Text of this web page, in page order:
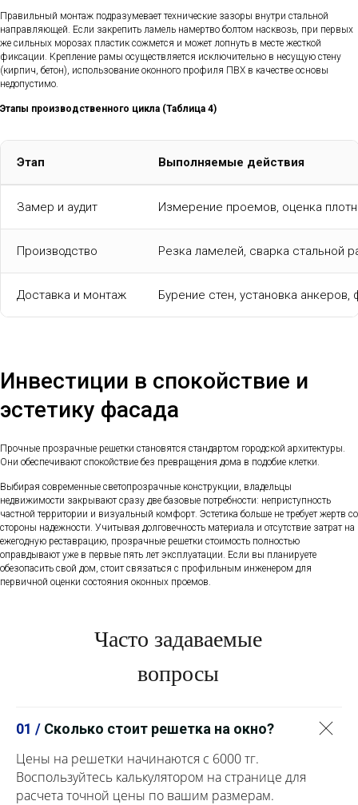
Правильный монтаж подразумевает технические зазоры внутри стальной
направляющей. Если закрепить ламель намертво болтом насквозь, при первых
же сильных морозах пластик сожмется и может лопнуть в месте жесткой
фиксации. Крепление рамы осуществляется исключительно в несущую стену
(кирпич, бетон), использование оконного профиля ПВХ в качестве основы
недопустимо.
Этапы производственного цикла (Таблица 4)
Этап Выполняемые действия
Замер и аудит Измерение проемов, оценка
Производство Резка ламелей, сварка стальной
Доставка и монтаж Бурение стен, установка
Инвестиции в спокойствие и
эстетику фасада
Прочные прозрачные решетки становятся стандартом городской архитектуры.
Они обеспечивают спокойствие без превращения дома в подобие клетки.
Выбирая современные светопрозрачные конструкции, владельцы
недвижимости закрывают сразу две базовые потребности: неприступность
частной территории и визуальный комфорт. Эстетика больше не требует жертв со
стороны надежности. Учитывая долговечность материала и отсутствие затрат на
ежегодную реставрацию, прозрачные решетки стоимость полностью
оправдывают уже в первые пять лет эксплуатации. Если вы планируете
обезопасить свой дом, стоит связаться с профильным инженером для
первичной оценки состояния оконных проемов.
Часто задаваемые
вопросы
01 / Сколько стоит решетка на окно?
Цены на решетки начинаются с 6000 тг.
Воспользуйтесь калькулятором на странице для
расчета точной цены по вашим размерам.